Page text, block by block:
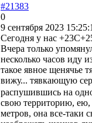
#21383
0
9 сентября 2023
Сегодня у нас
Вчера только
несколько часов иду
такое явное щенячье
вижу... тявкающую
распушившись на
свою территорию, ею,
метров, она все-таки